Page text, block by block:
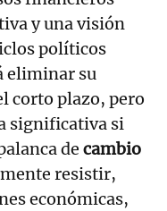
y una visión
políticos
eliminar su
corto plazo, pero
significativa si
de cambio
resistir,
económicas,